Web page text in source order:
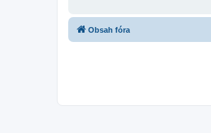
Obsah fóra